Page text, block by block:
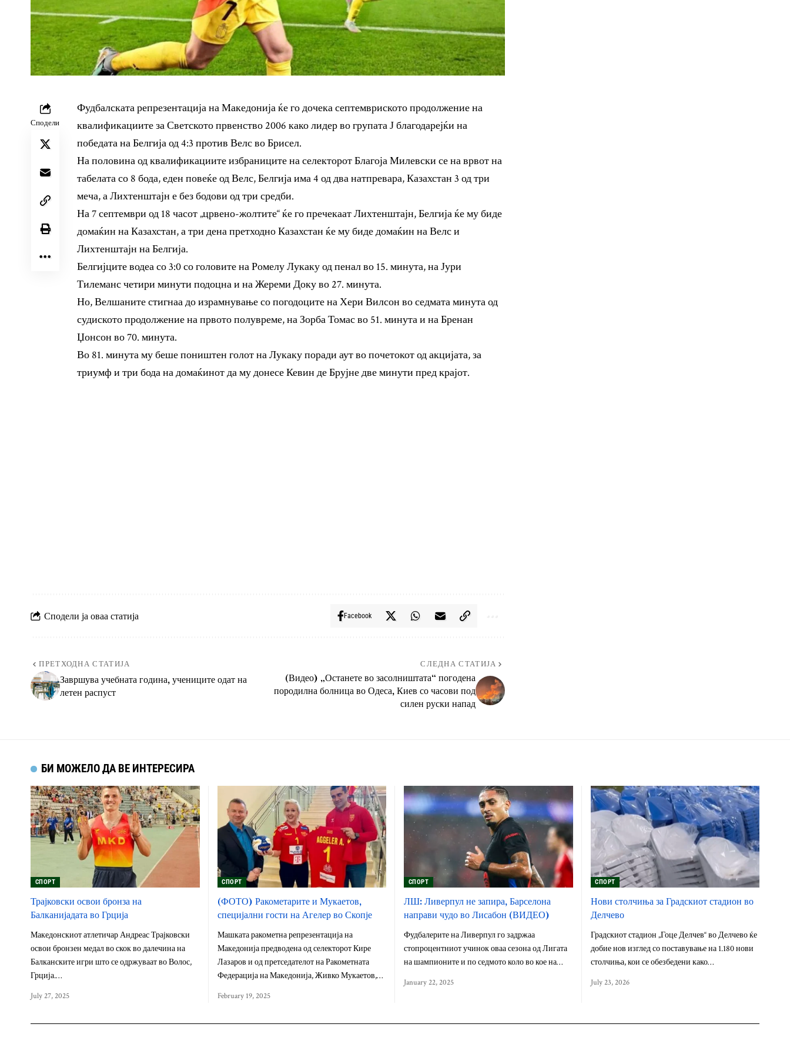
Сподели
Фудбалската репрезентација на Македонија ќе го дочека септемвриското продолжение на
квалификациите за Светското првенство 2006 како лидер во групата Ј благодарејќи на
победата на Белгија од 4:3 против Велс во Брисел.
На половина од квалификациите избраниците на селекторот Благоја Милевски се на врвот на
табелата со 8 бода, еден повеќе од Велс, Белгија има 4 од два натпревара, Казахстан 3 од три
меча, а Лихтенштајн е без бодови од три средби.
На 7 септември од 18 часот „црвено-жолтите“ ќе го пречекаат Лихтенштајн, Белгија ќе му биде
домаќин на Казахстан, а три дена претходно Казахстан ќе му биде домаќин на Велс и
Лихтенштајн на Белгија.
Белгијците водеа со 3:0 со головите на Ромелу Лукаку од пенал во 15. минута, на Јури
Тилеманс четири минути подоцна и на Жереми Доку во 27. минута.
Но, Велшаните стигнаа до израмнување со погодоците на Хери Вилсон во седмата минута од
судиското продолжение на првото полувреме, на Зорба Томас во 51. минута и на Бренан
Џонсон во 70. минута.
Во 81. минута му беше поништен голот на Лукаку поради аут во почетокот од акцијата, за
триумф и три бода на домаќинот да му донесе Кевин де Брујне две минути пред крајот.
Сподели ја оваа статија Facebook
ПРЕТХОДНА СТАТИЈА
Завршува учебната година, учениците одат на
летен распуст
СЛЕДНА СТАТИЈА
(Видео) „Останете во засолништата“ погодена
породилна болница во Одеса, Киев со часови под
силен руски напад
БИ МОЖЕЛО ДА ВЕ ИНТЕРЕСИРА
СПОРТ
Трајковски освои бронза на
Балканијадата во Грција
Македонскиот атлетичар Андреас Трајковски
освои бронзен медал во скок во далечина на
Балканските игри што се одржуваат во Волос,
Грција.…
July 27, 2025
СПОРТ
(ФОТО) Ракометарите и Мукаетов,
специјални гости на Агелер во Скопје
Машката ракометна репрезентација на
Македонија предводена од селекторот Кире
Лазаров и од претседателот на Ракометната
Федерација на Македонија, Живко Мукаетов,…
February 19, 2025
СПОРТ
ЛШ: Ливерпул не запира, Барселона
направи чудо во Лисабон (ВИДЕО)
Фудбалерите на Ливерпул го задржаа
стопроцентниот учинок оваа сезона од Лигата
на шампионите и по седмото коло во кое на…
January 22, 2025
СПОРТ
Нови столчиња за Градскиот стадион во
Делчево
Градскиот стадион „Гоце Делчев“ во Делчево ќе
добие нов изглед со поставување на 1.180 нови
столчиња, кои се обезбедени како…
July 23, 2026